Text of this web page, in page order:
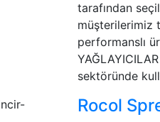
tarafından
müşterilerimiz
performanslı
sektöründe
Rocol